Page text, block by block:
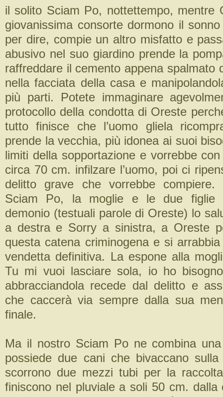
il solito Sciam Po, nottettempo, mentre
giovanissima consorte dormono il
per dire, compie un altro misfatto e
abusivo nel suo giardino prende la
raffreddare il cemento appena spalmato
nella facciata della casa e
più parti. Potete immaginare
protocollo della condotta di Oreste
tutto finisce che l’uomo gliela
prende la vecchia, più idonea ai suoi
limiti della sopportazione e vorrebbe
circa 70 cm. infilzare l’uomo, poi ci
delitto grave che vorrebbe
Sciam Po, la moglie e le due figlie
demonio (testuali parole di Oreste) lo
a destra e Sorry a sinistra, a Oreste
questa catena criminogena e si
vendetta definitiva. La espone alla
Tu mi vuoi lasciare sola, io ho
abbracciandola recede dal delitto e
che caccerà via sempre dalla sua
finale.
Ma il nostro Sciam Po ne combina
possiede due cani che bivaccano
scorrono due mezzi tubi per la
finiscono nel pluviale a soli 50 cm. dalla